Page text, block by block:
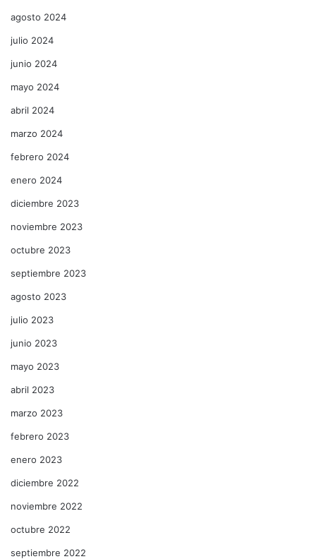
agosto 2024
julio 2024
junio 2024
mayo 2024
abril 2024
marzo 2024
febrero 2024
enero 2024
diciembre 2023
noviembre 2023
octubre 2023
septiembre 2023
agosto 2023
julio 2023
junio 2023
mayo 2023
abril 2023
marzo 2023
febrero 2023
enero 2023
diciembre 2022
noviembre 2022
octubre 2022
septiembre 2022